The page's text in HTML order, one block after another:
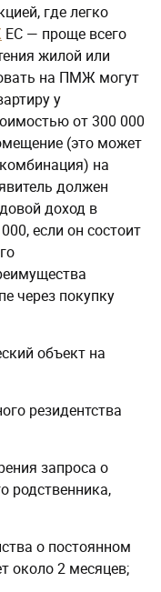
где легко
ЕС — проще всего
жилой или
на ПМЖ могут
у
от 300 000
(это может
на
должен
доход в
если он состоит
через покупку
объект на
резидентства
запроса о
родственника,
о постоянном
около 2 месяцев;